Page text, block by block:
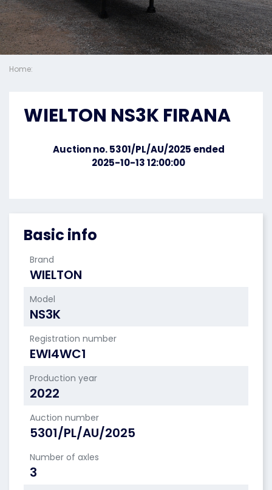
Home:
Basic info
Brand
WIELTON
Model
NS3K
Registration number
EWI4WC1
Production year
2022
Auction number
5301/PL/AU/2025
Number of axles
3
WIELTON NS3K FIRANA
Auction no. 5301/PL/AU/2025 ended
2025-10-13 12:00:00